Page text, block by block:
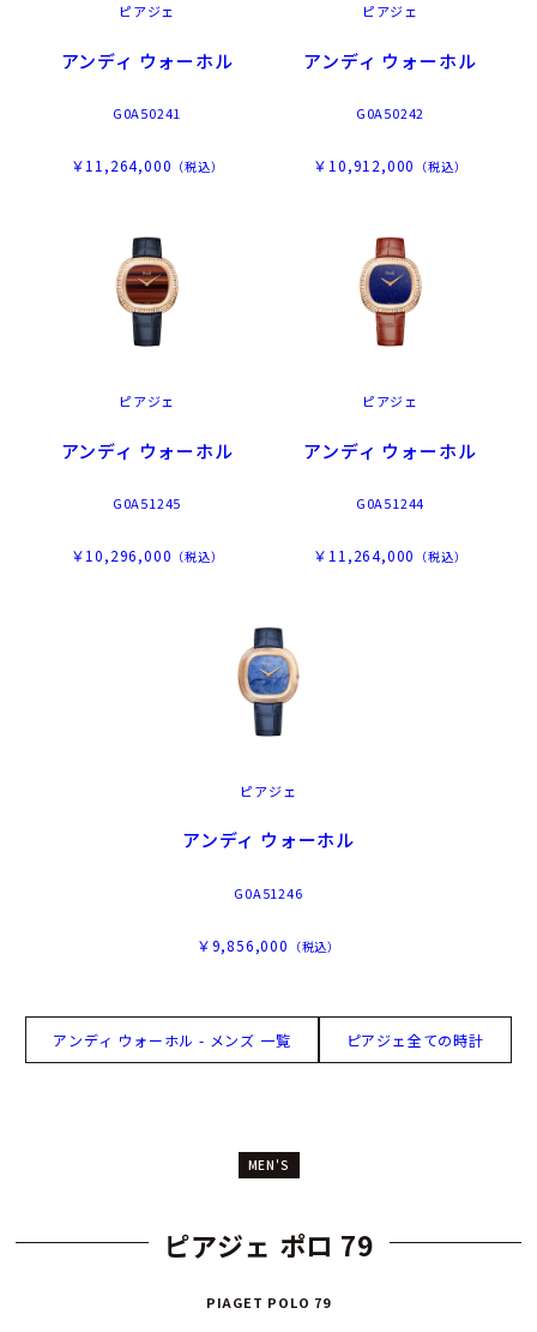
ピアジェ
アンディ ウォーホル
G0A50241
￥11,264,000 （税込）
ピアジェ
アンディ ウォーホル
G0A50242
￥10,912,000 （税込）
ピアジェ
アンディ ウォーホル
G0A51245
￥10,296,000 （税込）
ピアジェ
アンディ ウォーホル
G0A51244
￥11,264,000 （税込）
ピアジェ
アンディ ウォーホル
G0A51246
￥9,856,000 （税込）
アンディ ウォーホル - メンズ 一覧 ピアジェ全ての時計
MEN'S
ピアジェ ポロ 79
PIAGET POLO 79